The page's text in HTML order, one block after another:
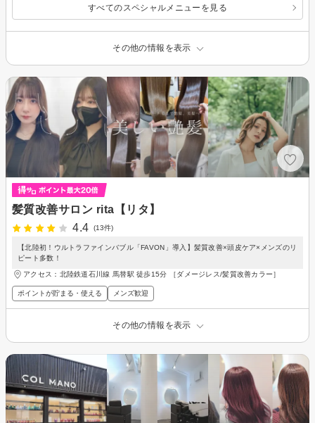
すべてのスペシャルメニューを見る
その他の情報を表示
髪質改善サロン rita【リタ】
4.4
(13件)
【北陸初！ウルトラファインバブル「FAVON」導入】髪質改善×頭皮ケア×メンズのリ
ピート多数！
アクセス：北陸鉄道石川線 馬替駅 徒歩15分 ［ダメージレス/髪質改善カラー］
ポイントが貯まる・使える メンズ歓迎
その他の情報を表示